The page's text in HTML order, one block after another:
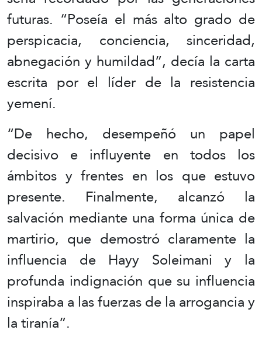
futuras. “Poseía el más alto grado de
perspicacia, conciencia, sinceridad,
abnegación y humildad”, decía la carta
escrita por el líder de la resistencia
yemení.
“De hecho, desempeñó un papel
decisivo e influyente en todos los
ámbitos y frentes en los que estuvo
presente. Finalmente, alcanzó la
salvación mediante una forma única de
martirio, que demostró claramente la
influencia de Hayy Soleimani y la
profunda indignación que su influencia
inspiraba a las fuerzas de la arrogancia y
la tiranía”.